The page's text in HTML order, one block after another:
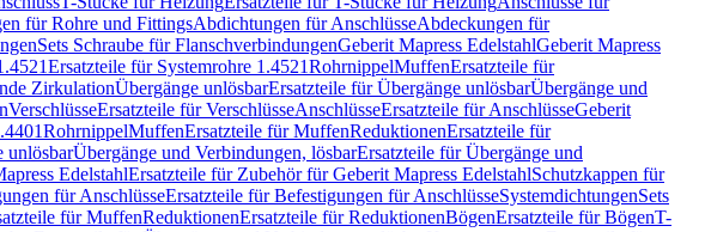
für Rohre und FittingsAbdichtungen für AnschlüsseAbdeckungen für
Sets Schraube für FlanschverbindungenGeberit Mapress EdelstahlGeberit Mapress
Ersatzteile für Systemrohre 1.4521RohrnippelMuffenErsatzteile für
ZirkulationÜbergänge unlösbarErsatzteile für Übergänge unlösbarÜbergänge und
VerschlüsseErsatzteile für VerschlüsseAnschlüsseErsatzteile für AnschlüsseGeberit
RohrnippelMuffenErsatzteile für MuffenReduktionenErsatzteile für
unlösbarÜbergänge und Verbindungen, lösbarErsatzteile für Übergänge und
EdelstahlErsatzteile für Zubehör für Geberit Mapress EdelstahlSchutzkappen für
für AnschlüsseErsatzteile für Befestigungen für AnschlüsseSystemdichtungenSets
für MuffenReduktionenErsatzteile für ReduktionenBögenErsatzteile für BögenT-